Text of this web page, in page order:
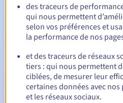
Notifications automatiques
E-mails d'avertissement : 60,
date d'échéance
E-mail le jour de l'expiration
suspension du nom de domaine
E-mail après la période de
des traceurs de
qui nous permettent
selon vos préférences et
la performance de nos
et des traceurs de réseaux
tiers : qui nous permettent
ciblées, de mesurer leur
certaines données avec
et les réseaux sociaux.